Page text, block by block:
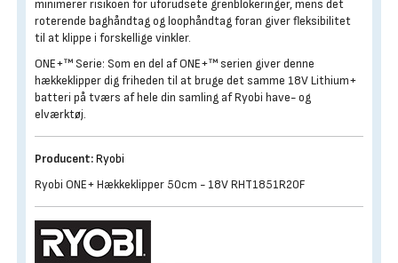
minimerer risikoen for uforudsete grenblokeringer, mens det
roterende baghåndtag og loophåndtag foran giver fleksibilitet
til at klippe i forskellige vinkler.
ONE+™ Serie: Som en del af ONE+™ serien giver denne
hækkeklipper dig friheden til at bruge det samme 18V Lithium+
batteri på tværs af hele din samling af Ryobi have- og
elværktøj.
Producent:Ryobi
Ryobi ONE+ Hækkeklipper 50cm - 18V RHT1851R20F